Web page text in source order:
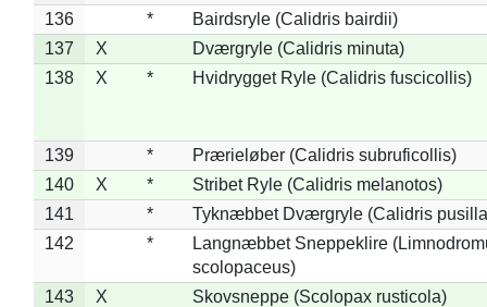
136
*
Bairdsryle (Calidris bairdii)
137
X
Dværgryle (Calidris minuta)
138
X * Hvidrygget Ryle (Calidris fuscicollis)
139 *
Prærieløber (Calidris subruficollis)
140
X *
Stribet Ryle (Calidris melanotos)
141
*
Tyknæbbet Dværgryle (Calidris
142
*
Langnæbbet Sneppeklire
scolopaceus)
143
X
Skovsneppe (Scolopax rusticola)